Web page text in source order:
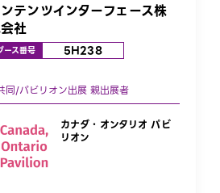
テンツインターフェース株
社
ース番号 5H238
カナダ・オンタリオ パビ
リオン